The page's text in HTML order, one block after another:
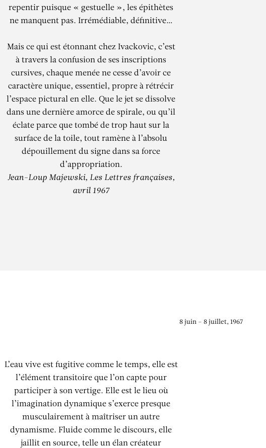
repentir puisque « gestuelle », les épithètes
ne manquent pas. Irrémédiable, définitive…
Mais ce qui est étonnant chez Ivackovic, c’est
à travers la confusion de ses inscriptions
cursives, chaque menée ne cesse d’avoir ce
caractère unique, essentiel, propre à rétrécir
l’espace pictural en elle. Que le jet se dissolve
dans une dernière amorce de spirale, ou qu’il
éclate parce que tombé de trop haut sur la
surface de la toile, tout ramène à l’absolu
dépouillement du signe dans sa force
d’appropriation.
Jean-Loup Majewski, Les Lettres françaises,
avril 1967
8 juin – 8 juillet, 1967
L’eau vive est fugitive comme le temps, elle est
l’élément transitoire que l’on capte pour
participer à son vertige. Elle est le lieu où
l’imagination dynamique s’exerce presque
musculairement à maîtriser un autre
dynamisme. Fluide comme le discours, elle
jaillit en source, telle un élan créateur